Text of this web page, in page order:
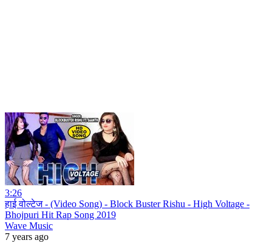
3:26
हाई वोल्टेज - (Video Song) - Block Buster Rishu - High Voltage -
Bhojpuri Hit Rap Song 2019
Wave Music
7 years ago